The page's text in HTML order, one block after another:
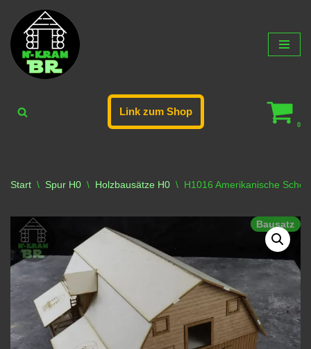
Zum
Inhalt
springen
Link zum Shop
0
Start \ Spur H0 \ Holzbausätze H0 \ H1016 Amerikanische
Bausatz